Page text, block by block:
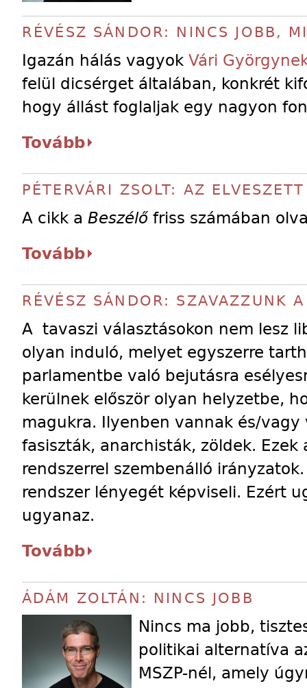
RÉVÉSZ SÁNDOR: NINCS JOBB,
Igazán hálás vagyok Vári
felül dicsérget általában, konkrét
hogy állást foglaljak egy nagyon
Tovább
PÉTERVÁRI ZSOLT: AZ
A cikk a Beszélő friss számában
Tovább
RÉVÉSZ SÁNDOR: SZAVAZZUNK
A tavaszi választásokon nem lesz
olyan induló, melyet egyszerre
parlamentbe való bejutásra
kerülnek először olyan helyzetbe,
magukra. Ilyenben vannak és/
fasiszták, anarchisták, zöldek. Ezek
rendszerrel szembenálló
rendszer lényegét képviseli. Ezért
ugyanaz.
Tovább
ÁDÁM ZOLTÁN: NINCS JOBB
Nincs ma jobb,
politikai alternatíva
MSZP-nél, amely